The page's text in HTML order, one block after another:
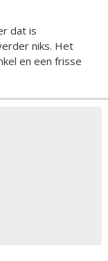
dat is
niks. Het
en een frisse